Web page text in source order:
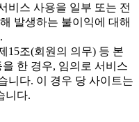
비스 사용을 일부 또는 전
발생하는 불이익에 대해
15조(회원의 의무) 등 본
한 경우, 임의로 서비스
니다. 이 경우 당 사이트는
니다.